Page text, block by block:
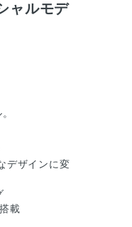
ャルモデ
デザインに変
載